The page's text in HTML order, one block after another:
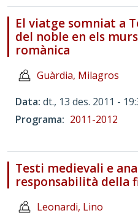
El viatge somniat a
del noble en els
romànica
Guàrdia, Milagros
Data dt., 13 des. 2011 -
Programa
2011-2012
Testi medievali e
responsabilità della
Leonardi, Lino